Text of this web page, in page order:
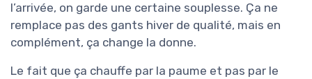
l’arrivée, on garde une certaine souplesse. Ça ne
remplace pas des gants hiver de qualité, mais en
complément, ça change la donne.
Le fait que ça chauffe par la paume et pas par le